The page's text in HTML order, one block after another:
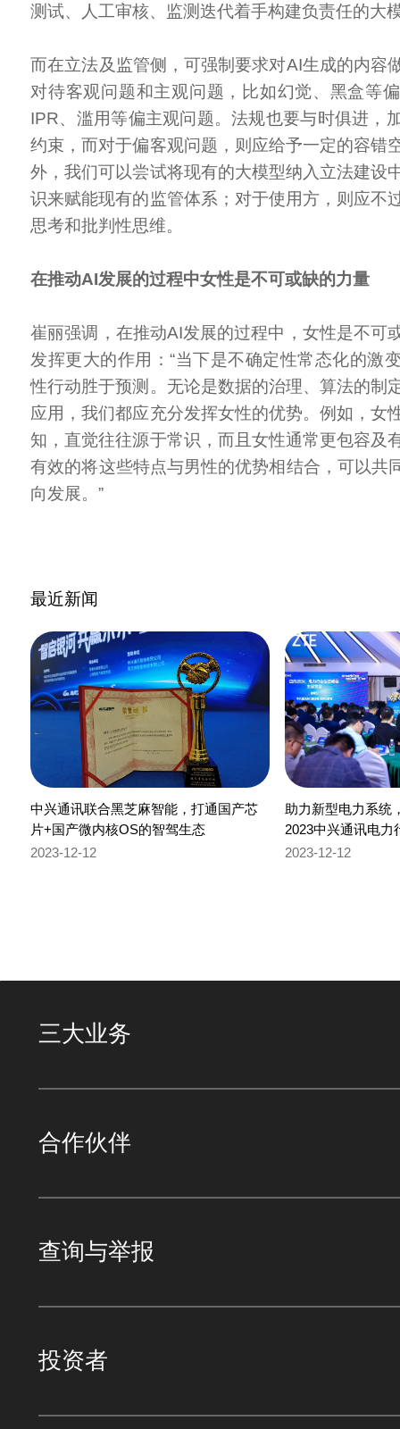
测试、人工审核、监测迭代着手构建负责任的大
而在立法及监管侧，可强制要求对AI生成的内容
对待客观问题和主观问题，比如幻觉、黑盒等
IPR、滥用等偏主观问题。法规也要与时俱进，
约束，而对于偏客观问题，则应给予一定的容错
外，我们可以尝试将现有的大模型纳入立法建设
识来赋能现有的监管体系；对于使用方，则应不
思考和批判性思维。
在推动AI发展的过程中女性是不可或缺的力量
崔丽强调，在推动AI发展的过程中，女性是不可
发挥更大的作用：“当下是不确定性常态化的激
性行动胜于预测。无论是数据的治理、算法的制
应用，我们都应充分发挥女性的优势。例如，女
知，直觉往往源于常识，而且女性通常更包容及
有效的将这些特点与男性的优势相结合，可以共
向发展。”
最近新闻
中兴通讯联合黑芝麻智能，打通国产芯
片+国产微内核OS的智驾生态
2023-12-12
助力新型电力系统
2023中兴通讯电力
开
2023-12-12
三大业务
合作伙伴
查询与举报
投资者